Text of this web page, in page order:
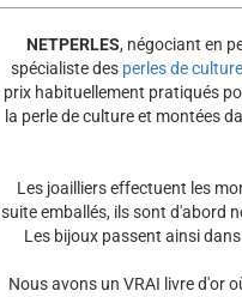
NETPERLES, négociant en
spécialiste des perles de culture
prix habituellement pratiqués
la perle de culture et montées
Les joailliers effectuent les
suite emballés, ils sont d'abord
Les bijoux passent ainsi
Nous avons un VRAI livre d'or